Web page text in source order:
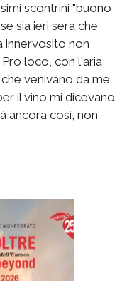
scontrini "buono
sia ieri sera che
innervosito non
loco, con l'aria
venivano da me
il vino mi dicevano
ancora così, non